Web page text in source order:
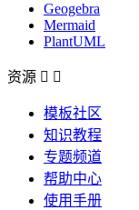
Geogebra
Mermaid
PlantUML
资源  
模板社区
知识教程
专题频道
帮助中心
使用手册